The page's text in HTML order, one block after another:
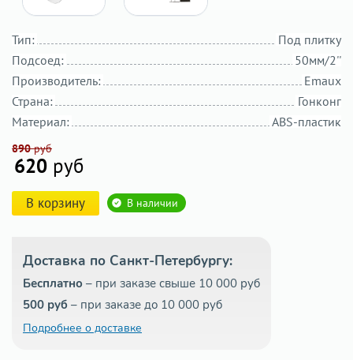
Под плитку
Тип:
50мм/2''
Подсоед:
Emaux
Производитель:
Гонконг
Страна:
ABS-пластик
Материал:
890руб
620 руб
В корзину В наличии
Доставка по Санкт-Петербургу:
Бесплатно – при заказе свыше 10 000 руб
500 руб – при заказе до 10 000 руб
Подробнее о доставке